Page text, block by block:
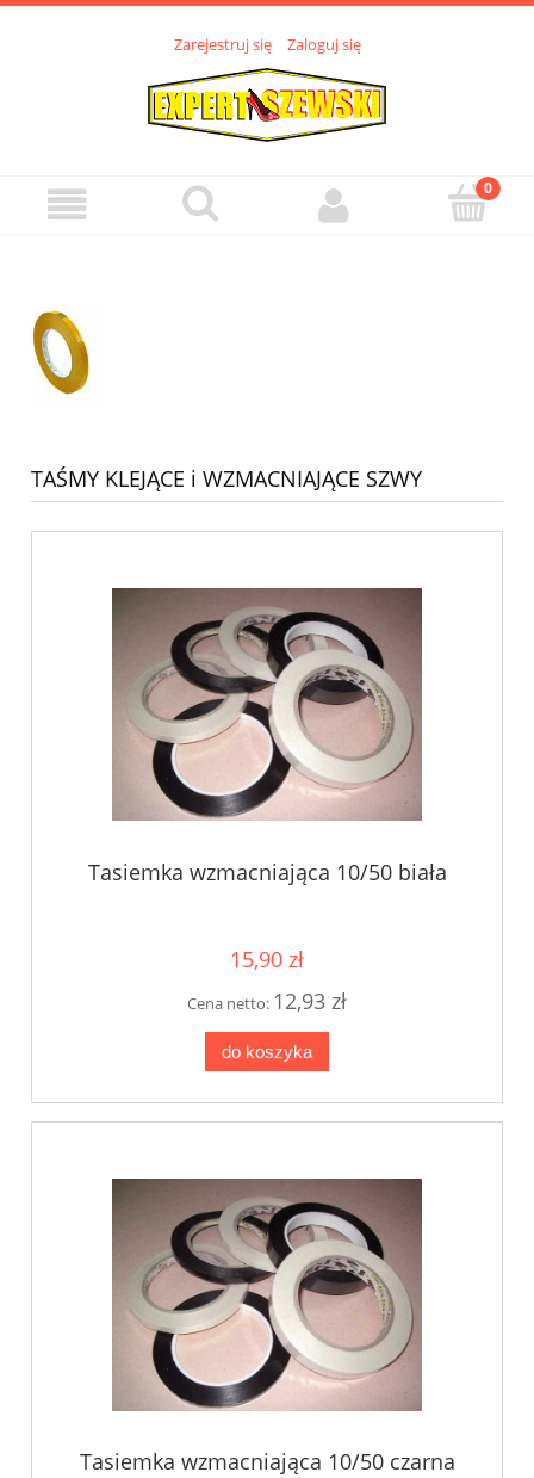
Zarejestruj się Zaloguj się
TAŚMY KLEJĄCE i WZMACNIAJĄCE SZWY
Tasiemka wzmacniająca 10/50 biała
15,90 zł
Cena netto: 12,93 zł
do koszyka
Tasiemka wzmacniająca 10/50 czarna